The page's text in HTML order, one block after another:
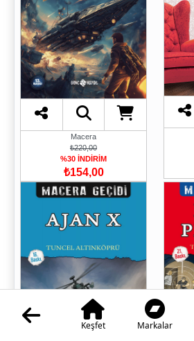
Macera
₺220,00
%30 İNDİRİM
₺154,00
Keşfet Markalar